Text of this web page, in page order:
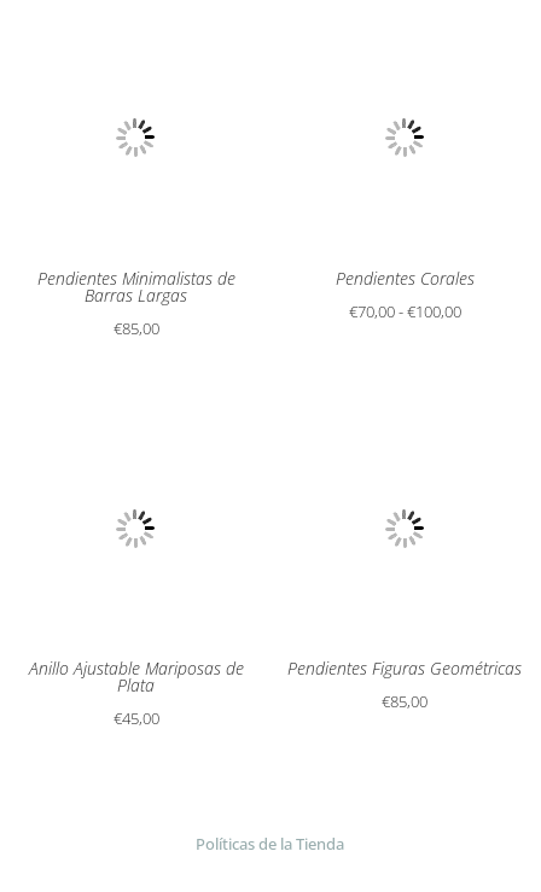
Pendientes Minimalistas de
Barras Largas
€85,00
Pendientes Corales
€70,00-€100,00Rango
Anillo Ajustable Mariposas de
Plata
€45,00
Pendientes Figuras Geométricas
€85,00
Políticas de la Tienda